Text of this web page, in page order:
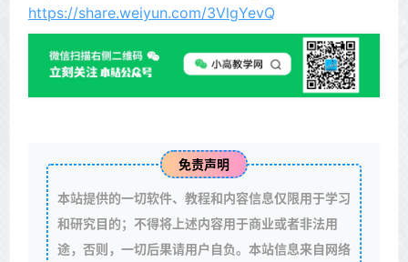
https://share.weiyun.com/3VlgYevQ
免责声明
本站提供的一切软件、教程和内容信息仅限用于学习
和研究目的；不得将上述内容用于商业或者非法用
途，否则，一切后果请用户自负。本站信息来自网络